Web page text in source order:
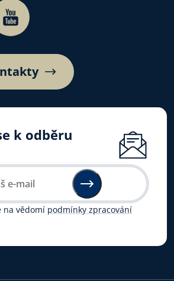
k odběru
na vědomí podmínky zpracování